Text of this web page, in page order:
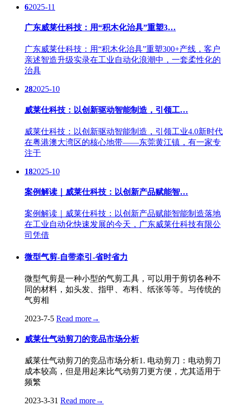
62025-11
广东威莱仕科技：用“积木化治具”重塑3…
广东威莱仕科技：用“积木化治具”重塑300+产线，客户
亲述智造升级实录在工业自动化浪潮中，一套柔性化的
治具
282025-10
威莱仕科技：以创新驱动智能制造，引领工…
威莱仕科技：以创新驱动智能制造，引领工业4.0新时代
在粤港澳大湾区的核心地带——东莞黄江镇，有一家专
注于
182025-10
案例解读｜威莱仕科技：以创新产品赋能智…
案例解读｜威莱仕科技：以创新产品赋能智能制造落地
在工业自动化快速发展的今天，广东威莱仕科技有限公
司凭借
微型气剪-自带牵引-省时省力
微型气剪是一种小型的气剪工具，可以用于剪切各种不
同的材料，如头发、指甲、布料、纸张等等。与传统的
气剪相
2023-7-5 Read more→
威莱仕气动剪刀的竞品市场分析
威莱仕气动剪刀的竞品市场分析1. 电动剪刀：电动剪刀
成本较高，但是用起来比气动剪刀更方便，尤其适用于
频繁
2023-3-31 Read more→